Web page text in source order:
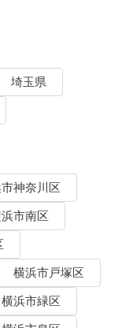
埼玉県
神奈川区
市南区
横浜市戸塚区
横浜市緑区